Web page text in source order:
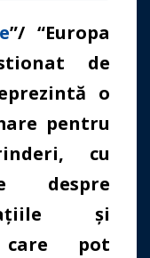
”/ “Europa
de
o
pentru
cu
despre
și
pot